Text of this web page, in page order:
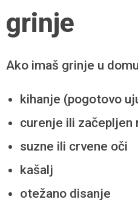
grinje
Ako imaš grinje u
kihanje (pogotovo
curenje ili začepljen
suzne ili crvene oči
kašalj
otežano disanje